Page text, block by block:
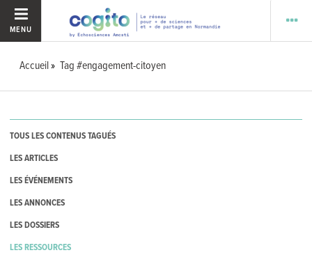
MENU
Accueil Tag #engagement-citoyen
TOUS LES CONTENUS TAGUÉS
LES ARTICLES
LES ÉVÉNEMENTS
LES ANNONCES
LES DOSSIERS
LES RESSOURCES